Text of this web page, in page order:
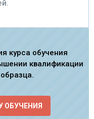
курса обучения
квалификации
ОБУЧЕНИЯ